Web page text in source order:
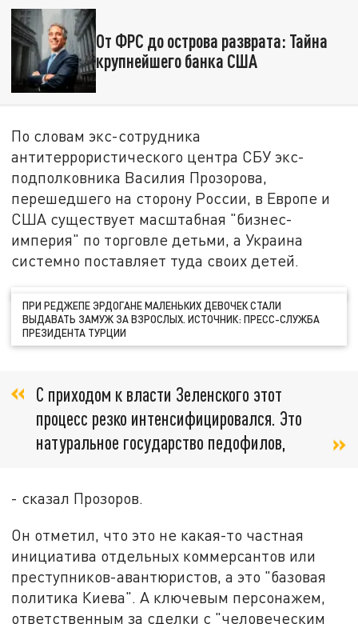
От ФРС до острова разврата: Тайна
крупнейшего банка США
По словам экс-сотрудника
антитеррористического центра СБУ экс-
подполковника Василия Прозорова,
перешедшего на сторону России, в Европе и
США существует масштабная "бизнес-
империя" по торговле детьми, а Украина
системно поставляет туда своих детей.
ПРИ РЕДЖЕПЕ ЭРДОГАНЕ МАЛЕНЬКИХ ДЕВОЧЕК СТАЛИ
ВЫДАВАТЬ ЗАМУЖ ЗА ВЗРОСЛЫХ. ИСТОЧНИК: ПРЕСС-СЛУЖБА
ПРЕЗИДЕНТА ТУРЦИИ
С приходом к власти Зеленского этот
процесс резко интенсифицировался. Это
натуральное государство педофилов,
- сказал Прозоров.
Он отметил, что это не какая-то частная
инициатива отдельных коммерсантов или
преступников-авантюристов, а это "базовая
политика Киева". А ключевым персонажем,
ответственным за сделки с "человеческим